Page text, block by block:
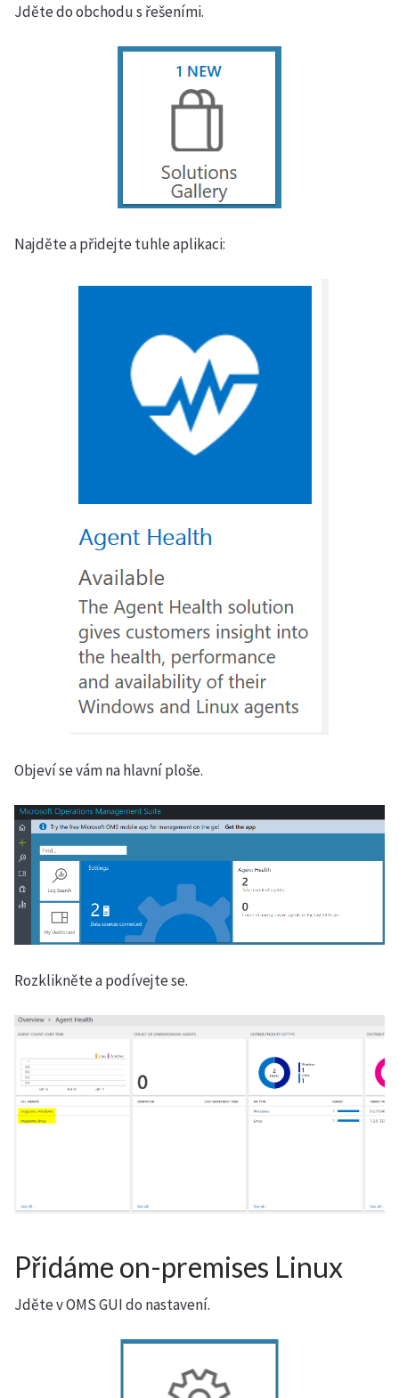
Jděte do obchodu s řešeními.
Najděte a přidejte tuhle aplikaci:
Objeví se vám na hlavní ploše.
Rozklikněte a podívejte se.
Přidáme on-premises Linux
Jděte v OMS GUI do nastavení.